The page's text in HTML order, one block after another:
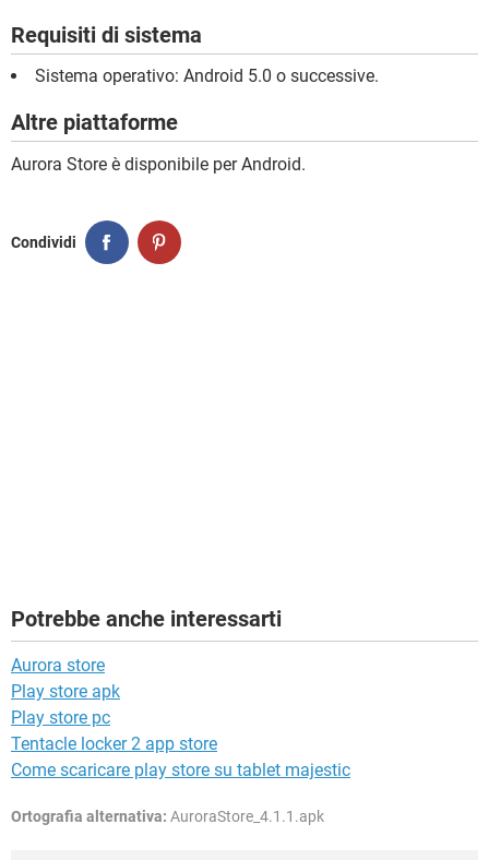
Requisiti di sistema
Sistema operativo: Android 5.0 o successive.
Altre piattaforme
Aurora Store è disponibile per Android.
Condividi
Potrebbe anche interessarti
Aurora store
Play store apk
Play store pc
Tentacle locker 2 app store
Come scaricare play store su tablet majestic
Ortografia alternativa: AuroraStore_4.1.1.apk